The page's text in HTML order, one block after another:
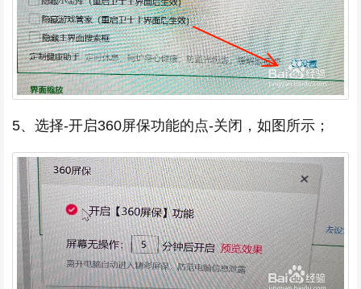
5、选择-开启360屏保功能的点-关闭，如图所示；